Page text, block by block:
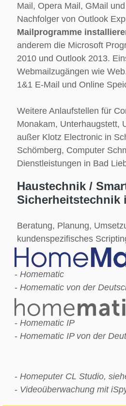
Mail, Opera Mail, GMail
Nachfolger von Outlook
Mailprogramme
anderem die Microsoft
2010 und Outlook 2013.
Webmailzugängen wie
1&1 E-Mail und Online
Weitere Anlaufstellen für
Monakam, Unterhaugstett,
außer Klotz Electronic in
Schömberg, Computer
Dienstleistungen in Bad
Haustechnik /
Sicherheitstechnik
Beratung, Planung,
kundenspezifisches
- Homematic
- Homematic von der
- Homematic IP
- Homematic IP von der
- Homeputer CL Studio,
- Videoüberwachung mit